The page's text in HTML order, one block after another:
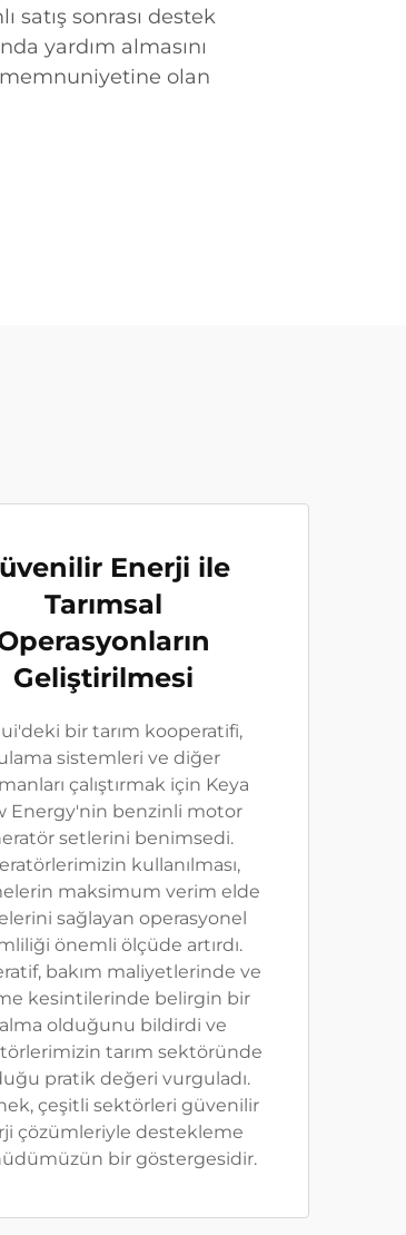
satış sonrası destek
yardım almasını
olan
Enerji ile
Tarımsal
Geliştirilmesi
bir tarım kooperatifi,
sistemleri ve diğer
çalıştırmak için Keya
Energy'nin benzinli motor
setlerini benimsedi.
kullanılması,
maksimum verim elde
sağlayan operasyonel
önemli ölçüde artırdı.
bakım maliyetlerinde ve
kesintilerinde belirgin bir
olduğunu bildirdi ve
tarım sektöründe
pratik değeri vurguladı.
çeşitli sektörleri güvenilir
çözümleriyle destekleme
bir göstergesidir.